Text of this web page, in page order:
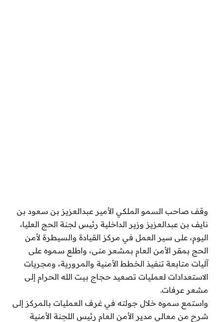
وقف صاحب السمو الملكي الأمير عبدالعزيز بن سعود بن
نايف بن عبدالعزيز وزير الداخلية رئيس لجنة الحج العليا،
اليوم، على سير العمل في مركز القيادة والسيطرة لأمن
الحج بمقر الأمن العام بمشعر منى، واطلع سموه على
آليات متابعة تنفيذ الخطط الأمنية والمرورية، ومجريات
الاستعدادات لعمليات تصعيد حجاج بيت الله الحرام إلى
مشعر عرفات.
واستمع سموه خلال جولته في غرف العمليات بالمركز إلى
شرحٍ من معالي مدير الأمن العام رئيس اللجنة الأمنية